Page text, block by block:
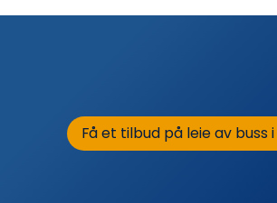
Få et tilbud på leie av buss